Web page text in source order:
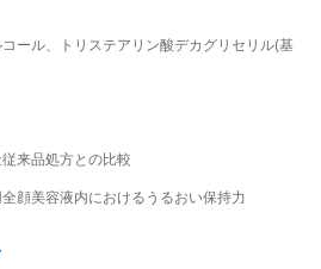
ール、トリステアリン酸デカグリセリル(基
来品処方との比較
顔美容液内におけるうるおい保持力